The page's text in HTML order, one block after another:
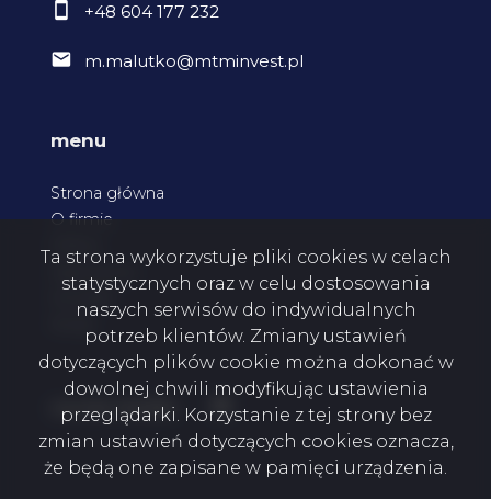
+48 604 177 232
m.malutko@mtminvest.pl
menu
Strona główna
O firmie
Kontakt
social media Facebook
Ta strona wykorzystuje pliki cookies w celach
statystycznych oraz w celu dostosowania
naszych serwisów do indywidualnych
potrzeb klientów. Zmiany ustawień
dotyczących plików cookie można dokonać w
dowolnej chwili modyfikując ustawienia
przeglądarki. Korzystanie z tej strony bez
zmian ustawień dotyczących cookies oznacza,
że będą one zapisane w pamięci urządzenia.